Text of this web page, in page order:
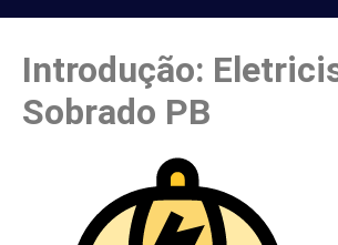
Introdução:
Sobrado PB